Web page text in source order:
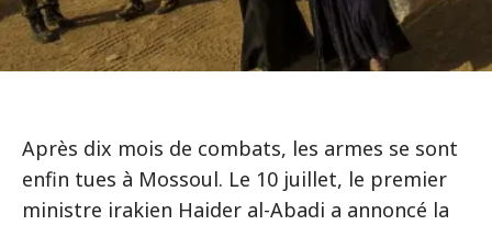
Après dix mois de combats, les armes se sont
enfin tues à Mossoul. Le 10 juillet, le premier
ministre irakien Haider al-Abadi a annoncé la